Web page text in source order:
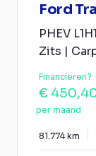
Ford
PHEV
Zits |
Financieren?
€
per maand
81.774 km